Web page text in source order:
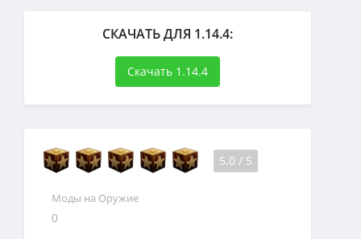
СКАЧАТЬ ДЛЯ 1.14.4:
Скачать 1.14.4
5.0 / 5
Моды на Оружие
0